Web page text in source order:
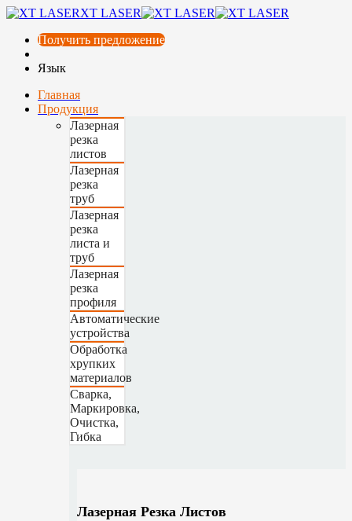
XT LASER
Получить предложение
Язык
Главная
Продукция
Лазерная
резка
листов
Лазерная
резка
труб
Лазерная
резка
листа и
труб
Лазерная
резка
профиля
Автоматические
устройства
Обработка
хрупких
материалов
Сварка,
Маркировка,
Очистка,
Гибка
Лазерная Резка Листов